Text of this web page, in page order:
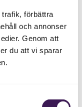
förbättra
och annonser
Genom att
du att vi sparar
får huvudvärk
Därför
betyder det inte
Stress, kaffe,
kan påverka.
blodtryck genom